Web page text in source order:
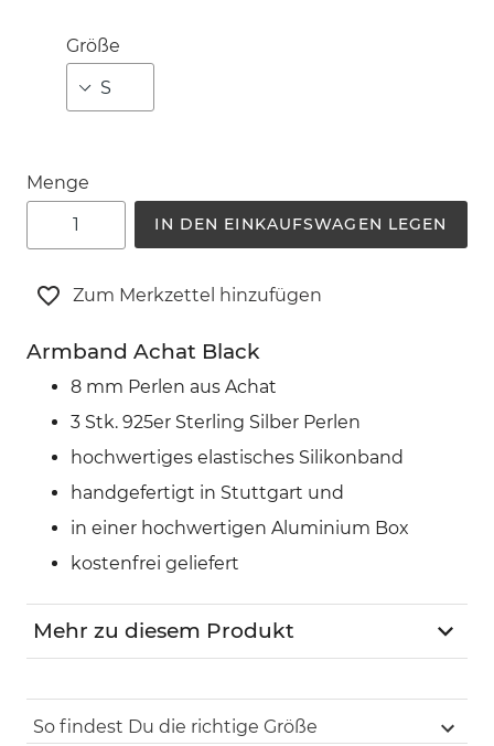
Größe
Menge
IN DEN EINKAUFSWAGEN LEGEN
Zum Merkzettel hinzufügen
Armband Achat Black
8 mm Perlen aus Achat
3 Stk. 925er Sterling Silber Perlen
hochwertiges elastisches Silikonband
handgefertigt in Stuttgart und
in einer hochwertigen Aluminium Box
kostenfrei geliefert
Mehr zu diesem Produkt
So findest Du die richtige Größe